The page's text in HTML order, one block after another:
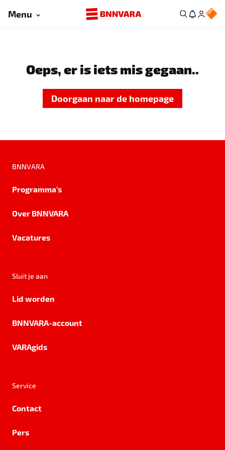
Menu
Oeps, er is iets mis gegaan..
Doorgaan naar de homepage
BNNVARA
Programma's
Over BNNVARA
Vacatures
Sluit je aan
Lid worden
BNNVARA-account
VARAgids
Service
Contact
Pers